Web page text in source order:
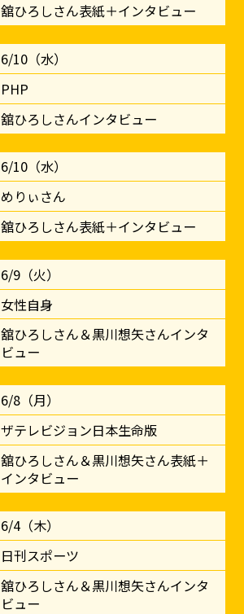
舘ひろしさん表紙＋インタビュー
6/10（水）
PHP
舘ひろしさんインタビュー
6/10（水）
めりぃさん
舘ひろしさん表紙＋インタビュー
6/9（火）
女性自身
舘ひろしさん＆黒川想矢さんインタ
ビュー
6/8（月）
ザテレビジョン日本生命版
舘ひろしさん＆黒川想矢さん表紙＋
インタビュー
6/4（木）
日刊スポーツ
舘ひろしさん＆黒川想矢さんインタ
ビュー